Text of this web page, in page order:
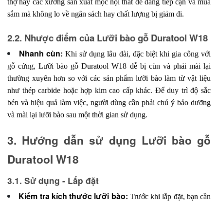
thợ hay các xưởng sản xuất mộc nội thất dễ dàng tiếp cận và mua
sắm mà không lo về ngân sách hay chất lượng bị giảm đi.
2.2. Nhược điểm của Lưỡi bào gỗ Duratool W18
Nhanh cùn:Khi sử dụng lâu dài, đặc biệt khi gia công với
gỗ cứng, Lưỡi bào gỗ Duratool W18 dễ bị cùn và phải mài lại
thường xuyên hơn so với các sản phẩm lưỡi bào làm từ vật liệu
như thép carbide hoặc hợp kim cao cấp khác. Để duy trì độ sắc
bén và hiệu quả làm việc, người dùng cần phải chú ý bảo dưỡng
và mài lại lưỡi bào sau một thời gian sử dụng.
3. Hướng dẫn sử dụng Lưỡi bào gỗ
Duratool W18
3.1. Sử dụng - Lắp đặt
Kiểm tra kích thước lưỡi bào: Trước khi lắp đặt, bạn cần